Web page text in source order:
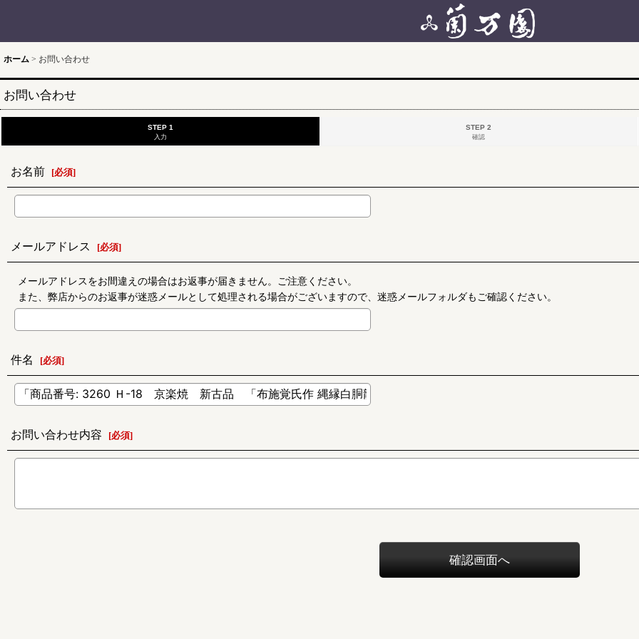
ホーム > お問い合わせ
お問い合わせ
STEP 1
入力
STEP 2
確認
お名前 [必須]
メールアドレス [必須]
メールアドレスをお間違えの場合はお返事が届きません。ご注意ください。
また、弊店からのお返事が迷惑メールとして処理される場合がございますので、迷惑メールフォルダもご確認ください。
件名 [必須]
お問い合わせ内容 [必須]
確認画面へ